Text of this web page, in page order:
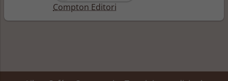
Compton Editori